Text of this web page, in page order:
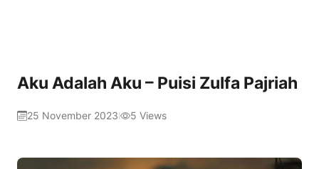
Aku Adalah Aku – Puisi Zulfa Pajriah
25 November 2023 5 Views